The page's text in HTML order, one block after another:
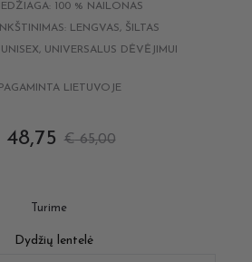
100 % NAILONAS
LENGVAS, ŠILTAS
UNIVERSALUS DĖVĖJIMUI
LIETUVOJE
€65,00
48,75
Turime
Dydžių lentelė